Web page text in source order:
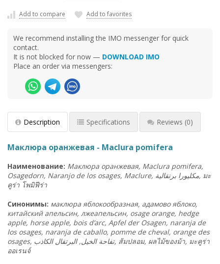
Add to compare Add to favorites
We recommend installing the IMO messenger for quick
contact.
It is not blocked for now — DOWNLOAD IMO
Place an order via messengers:
Description Specifications Reviews (0)
Маклюра оранжевая - Maclura pomifera
Наименование: Маклюра оранжевая, Maclura pomifera,
Osagedorn, Naranjo de los osages, Maclure,
مكليورا برتقالية , มะ
คูร่า โพมิฟีร่า
Синонимы: маклюра яблокообразная, адамово яблоко,
китайский апельсин, лжеапельсин, osage orange, hedge
apple, horse apple, bois d’arc, Apfel der Osagen, naranja de
los osages, naranja de caballo, pomme de cheval, orange des
osages, تفاحة الخيل, البرتقال الكاذب, ส้มปลอม, ผลไม้ของม้า, มะคูร่า
ออเรนจ์